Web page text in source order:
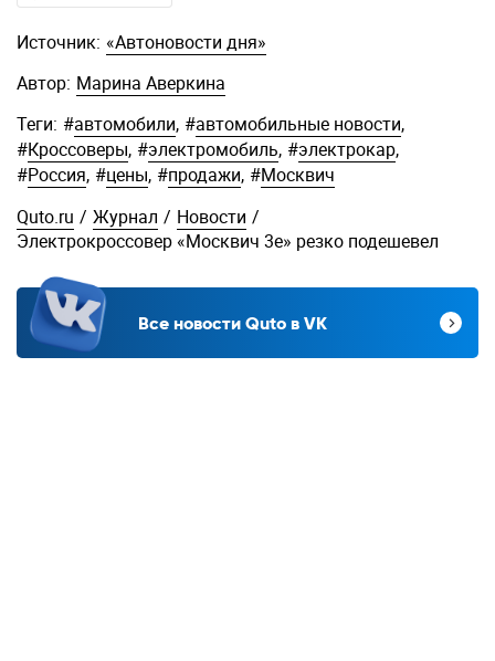
Источник: «Автоновости дня»
Автор: Марина Аверкина
Теги: #автомобили, #автомобильные новости,
#Кроссоверы, #электромобиль, #электрокар,
#Россия, #цены, #продажи, #Москвич
Quto.ru / Журнал / Новости /
Электрокроссовер «Москвич 3е» резко подешевел
Все новости Quto в VK